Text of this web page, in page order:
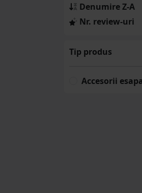
D-1010
(18 produse)
(165
(213
Denumire Z-A
Nr. review-uri
Tip produs
Accesorii